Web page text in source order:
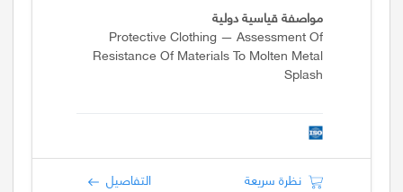
مواصفة قياسية دولية
Protective Clothing — Assessment Of
Resistance Of Materials To Molten Metal
Splash
نظرة سريعة التفاصيل